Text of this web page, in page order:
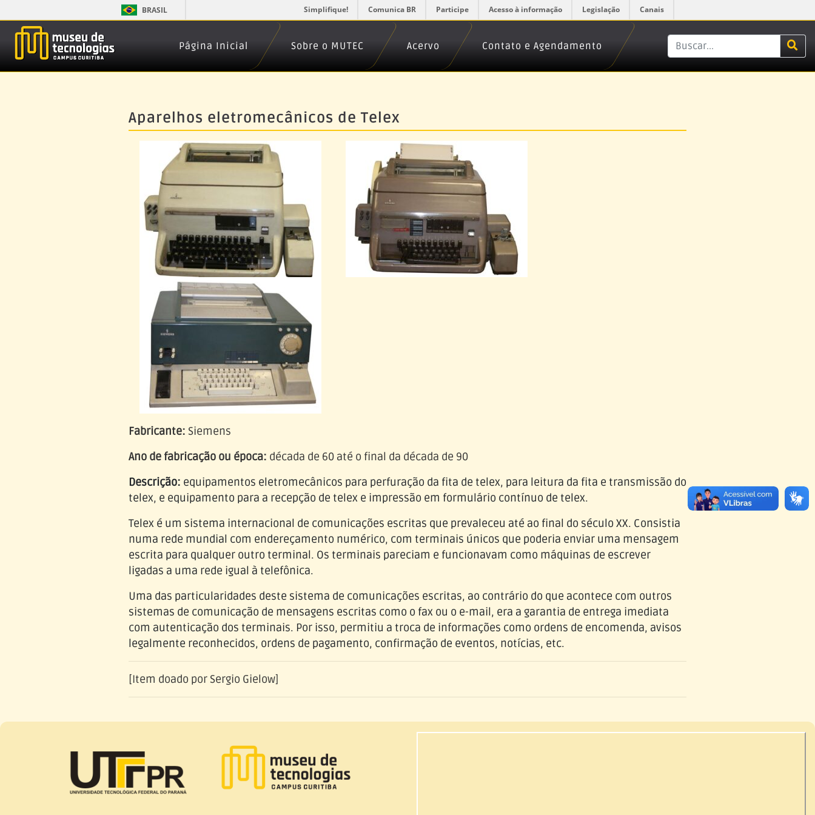
BRASIL Simplifique! Comunica BR Participe Acesso à informação Legislação Canais
Página Inicial Sobre o MUTEC Acervo Contato e Agendamento
Aparelhos eletromecânicos de Telex
Fabricante: Siemens
Ano de fabricação ou época: década de 60 até o final da década de 90
Descrição: equipamentos eletromecânicos para perfuração da fita de telex, para leitura da fita e transmissão do
telex, e equipamento para a recepção de telex e impressão em formulário contínuo de telex.
Telex é um sistema internacional de comunicações escritas que prevaleceu até ao final do século XX. Consistia
numa rede mundial com endereçamento numérico, com terminais únicos que poderia enviar uma mensagem
escrita para qualquer outro terminal. Os terminais pareciam e funcionavam como máquinas de escrever
ligadas a uma rede igual à telefônica.
Uma das particularidades deste sistema de comunicações escritas, ao contrário do que acontece com outros
sistemas de comunicação de mensagens escritas como o fax ou o e-mail, era a garantia de entrega imediata
com autenticação dos terminais. Por isso, permitiu a troca de informações como ordens de encomenda, avisos
legalmente reconhecidos, ordens de pagamento, confirmação de eventos, notícias, etc.
[Item doado por Sergio Gielow]